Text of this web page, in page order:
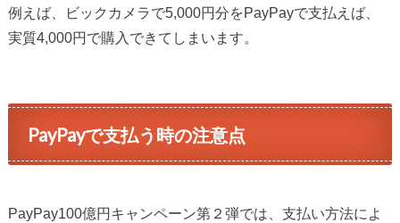
例えば、ビックカメラで5,000円分をPayPayで支払えば、
実質4,000円で購入できてしまいます。
PayPayで支払う時の注意点
PayPay100億円キャンペーン第２弾では、支払い方法によ